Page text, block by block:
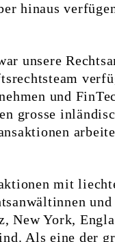
hinaus
unsere
und
grosse
mit
New York,
Als eine der